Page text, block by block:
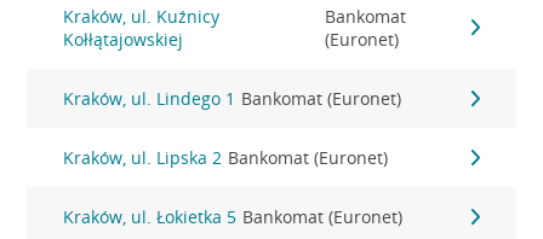
Kraków, ul. Kuźnicy
Kołłątajowskiej
Bankomat
(Euronet)
Kraków, ul. Lindego 1 Bankomat (Euronet)
Kraków, ul. Lipska 2 Bankomat (Euronet)
Kraków, ul. Łokietka 5 Bankomat (Euronet)